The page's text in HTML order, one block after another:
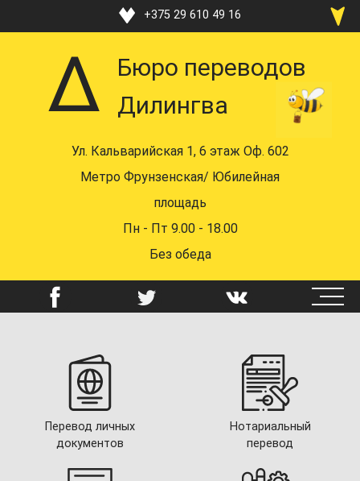
Перейти
к
содержанию
+375 29 610 49 16
+375 17 219 48 16
+375 29 610 49 16
Бюро переводов
Дилингва
Ул. Кальварийская 1, 6 этаж Оф. 602
Метро Фрунзенская/ Юбилейная
площадь
Пн - Пт 9.00 - 18.00
Без обеда
Перевод личных
документов
Нотариальный
перевод